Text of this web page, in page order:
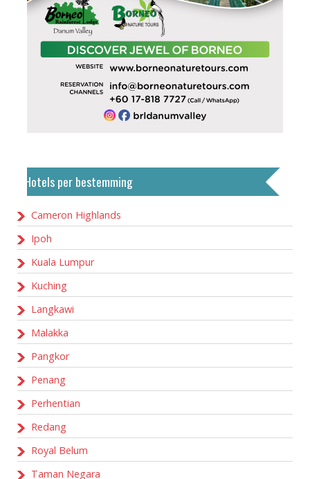
Hotels per bestemming
Cameron Highlands
Ipoh
Kuala Lumpur
Kuching
Langkawi
Malakka
Pangkor
Penang
Perhentian
Redang
Royal Belum
Taman Negara